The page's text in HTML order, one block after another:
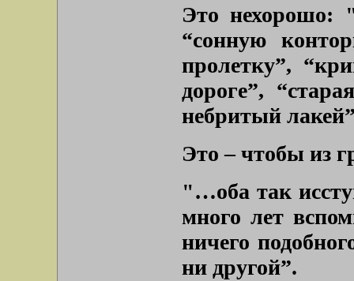
Это нехорошо:
“сонную
пролетку”,
дороге”,
небритый
Это – чтобы из
"…оба так
много лет
ничего
ни другой”.